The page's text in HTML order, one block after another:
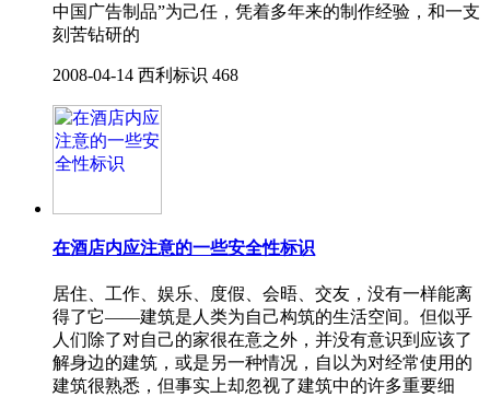
中国广告制品”为己任，凭着多年来的制作经验，和一支
刻苦钻研的
2008-04-14 西利标识 468
在酒店内应注意的一些安全性标识
居住、工作、娱乐、度假、会晤、交友，没有一样能离
得了它——建筑是人类为自己构筑的生活空间。但似乎
人们除了对自己的家很在意之外，并没有意识到应该了
解身边的建筑，或是另一种情况，自以为对经常使用的
建筑很熟悉，但事实上却忽视了建筑中的许多重要细